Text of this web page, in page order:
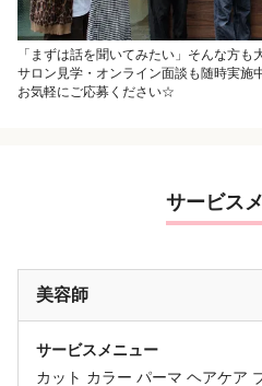
「まずは話を聞いてみたい」そんな方も
サロン見学・オンライン面談も随時実施
お気軽にご応募ください☆
サービス
美容師
サービスメニュー
カット カラー パーマ ヘアケア